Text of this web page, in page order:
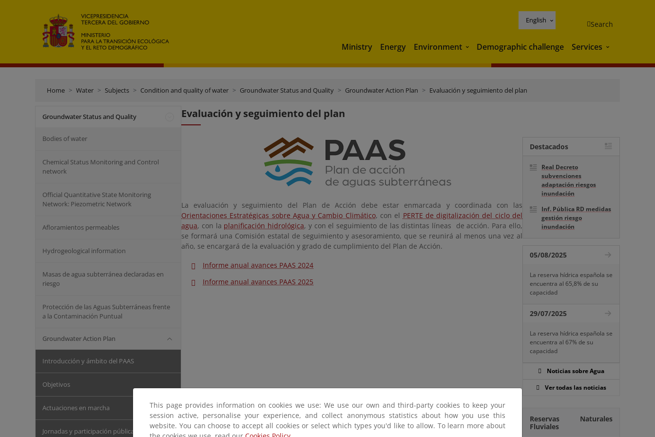
English Search
Ministry Energy Environment Environment
Demographic challenge Services Services
Home Water Subjects Condition and quality of water Groundwater Status and Quality Groundwater Action Plan Evaluación y seguimiento del plan
Groundwater Status and Quality
Bodies of water
Chemical Status Monitoring and Control
network
Official Quantitative State Monitoring
Network: Piezometric Network
Afloramientos permeables
Hydrogeological information
Masas de agua subterránea declaradas en
riesgo
Protección de las Aguas Subterráneas frente
a la Contaminación Puntual
Groundwater Action Plan
Introducción y ámbito del PAAS
Objetivos
Actuaciones en marcha
Jornadas y participación pública
Evaluación y seguimiento del plan
La evaluación y seguimiento del Plan de Acción debe estar enmarcada y coordinada con las
Orientaciones Estratégicas sobre Agua y Cambio Climático, con el PERTE de digitalización del ciclo del
agua, con la planificación hidrológica, y con el seguimiento de las distintas líneas de acción. Para ello,
se formará una Comisión estatal de seguimiento y asesoramiento, que se reunirá al menos una vez al
año, se encargará de la evaluación y grado de cumplimiento del Plan de Acción.
Informe anual avances PAAS 2024
Informe anual avances PAAS 2025
Destacados
Real Decreto
subvenciones
adaptación riesgos
inundación
Inf. Pública RD medidas
gestión riesgo
inundación
05/08/2025
La reserva hídrica española se
encuentra al 65,8% de su
capacidad
29/07/2025
La reserva hídrica española se
encuentra al 67% de su
capacidad
Noticias sobre Agua
Ver todas las noticias
Reservas Naturales
Fluviales
This page provides information on cookies we use: We use our own and third-party cookies to keep your
session active, personalise your experience, and collect anonymous statistics about how you use this
website. You can choose to accept all cookies or select which types you'd like to allow. To learn more about